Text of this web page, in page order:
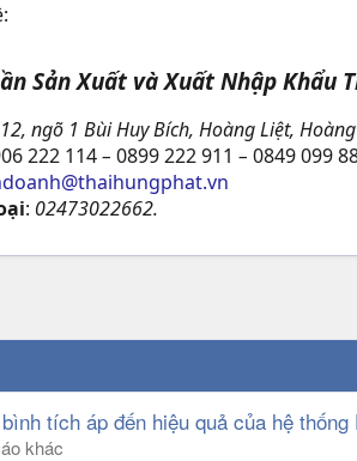
Sản Xuất và Xuất Nhập Khẩu
ngõ 1 Bùi Huy Bích, Hoàng Liệt,
222 114– 0899 222 911 – 0849 099
: 02473022662.
tích áp đến hiệu quả của hệ thống
khác